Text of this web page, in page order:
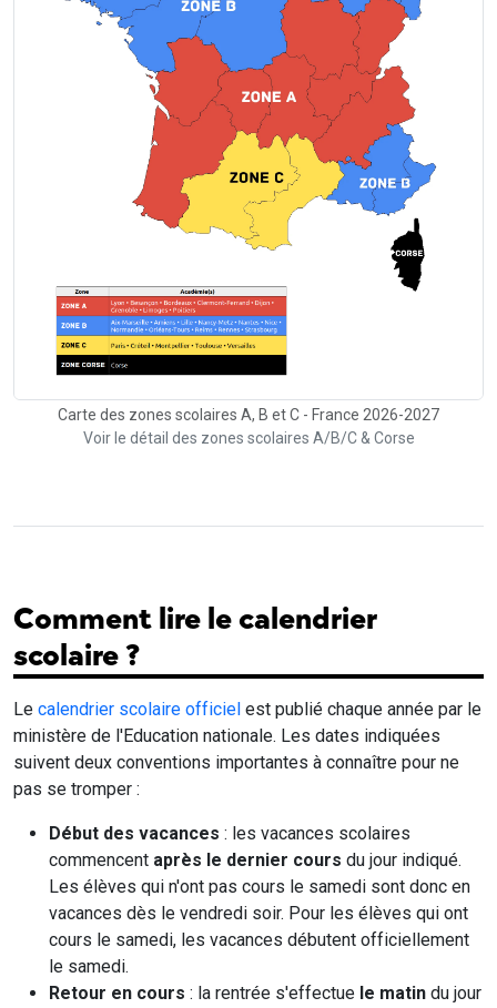
Carte des zones scolaires A, B et C - France 2026-2027
Voir le détail des zones scolaires A/B/C & Corse
Comment lire le calendrier
scolaire ?
Le calendrier scolaire officiel est publié chaque année par le
ministère de l'Education nationale. Les dates indiquées
suivent deux conventions importantes à connaître pour ne
pas se tromper :
Début des vacances : les vacances scolaires
commencent après le dernier cours du jour indiqué.
Les élèves qui n'ont pas cours le samedi sont donc en
vacances dès le vendredi soir. Pour les élèves qui ont
cours le samedi, les vacances débutent officiellement
le samedi.
Retour en cours : la rentrée s'effectue le matin du jour